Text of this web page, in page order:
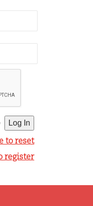
to reset
register